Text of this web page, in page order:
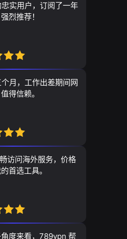
实用户，订阅了一年
烈推荐！
月，工作出差期间网
得信赖。
访问海外服务，价格
首选工具。
度来看，789vpn 帮